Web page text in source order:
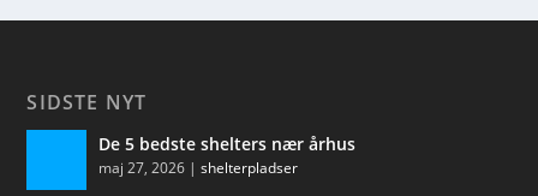
SIDSTE NYT
De 5 bedste shelters nær århus
maj 27, 2026 |shelterpladser